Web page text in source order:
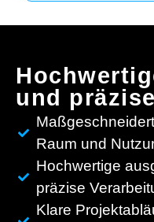
und
Raum und
Hochwertige
präzise
Klare